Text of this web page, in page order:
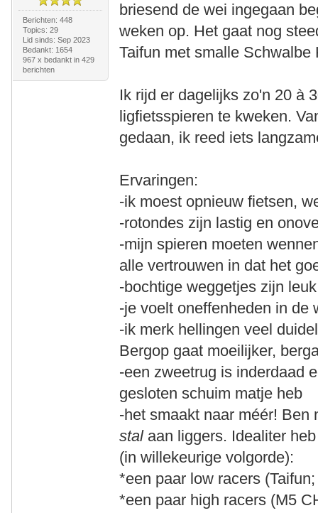
Berichten: 448
Topics: 29
Lid sinds: Sep 2023
Bedankt: 1654
967 x bedankt in 429
berichten
briesend de wei ingegaan
weken op. Het gaat nog
Taifun met smalle Schwalbe
Ik rijd er dagelijks zo'n 20 à
ligfietsspieren te kweken.
gedaan, ik reed iets
Ervaringen:
-ik moest opnieuw fietsen,
-rotondes zijn lastig en
-mijn spieren moeten
alle vertrouwen in dat het
-bochtige weggetjes zijn
-je voelt oneffenheden in de
-ik merk hellingen veel
Bergop gaat moeilijker,
-een zweetrug is inderdaad
gesloten schuim matje heb
-het smaakt naar méér! Ben
stal aan liggers. Idealiter
(in willekeurige volgorde):
*een paar low racers
*een paar high racers (M5